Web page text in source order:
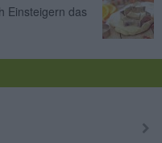
Einsteigern das